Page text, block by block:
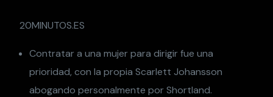
20MINUTOS.ES
Contratar a una mujer para dirigir fue una
prioridad, con la propia Scarlett Johansson
abogando personalmente por Shortland.